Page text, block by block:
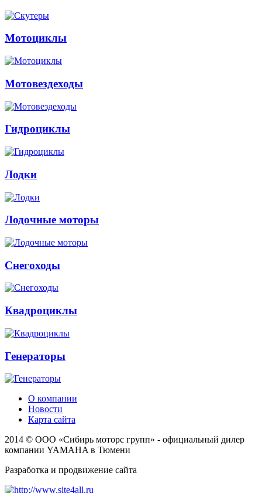
Мотоциклы
Мотовездеходы
Гидроциклы
Лодки
Лодочные моторы
Снегоходы
Квадроциклы
Генераторы
О компании
Новости
Карта сайта
2014 © ООО «Сибирь моторс групп» - официальный дилер
компании YAMAHA в Тюмени
Разработка и продвижение сайта